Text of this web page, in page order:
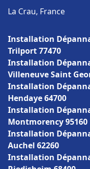
La Crau, France
Installation
Trilport 77470
Installation
Villeneuve Saint
Installation
Hendaye 64700
Installation
Montmorency 95160
Installation
Auchel 62260
Installation